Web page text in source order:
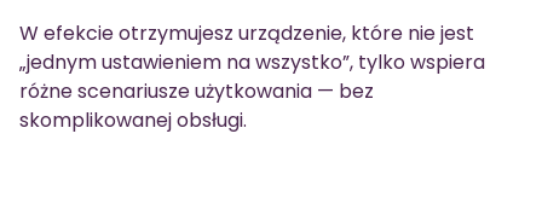
W efekcie otrzymujesz urządzenie, które nie jest
„jednym ustawieniem na wszystko”, tylko wspiera
różne scenariusze użytkowania — bez
skomplikowanej obsługi.